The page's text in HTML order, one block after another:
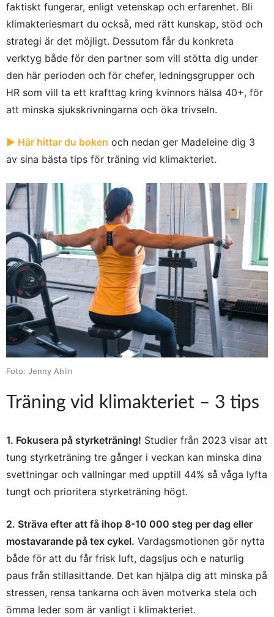
faktiskt fungerar, enligt vetenskap och erfarenhet. Bli
klimakteriesmart du också, med rätt kunskap, stöd och
strategi är det möjligt. Dessutom får du konkreta
verktyg både för den partner som vill stötta dig under
den här perioden och för chefer, ledningsgrupper och
HR som vill ta ett krafttag kring kvinnors hälsa 40+, för
att minska sjukskrivningarna och öka trivseln.
► Här hittar du boken och nedan ger Madeleine dig 3
av sina bästa tips för träning vid klimakteriet.
Foto: Jenny Ahlin
Träning vid klimakteriet – 3 tips
1. Fokusera på styrketräning! Studier från 2023 visar att
tung styrketräning tre gånger i veckan kan minska dina
svettningar och vallningar med upptill 44% så våga lyfta
tungt och prioritera styrketräning högt.
2. Sträva efter att få ihop 8-10 000 steg per dag eller
mostavarande på tex cykel. Vardagsmotionen gör nytta
både för att du får frisk luft, dagsljus och e naturlig
paus från stillasittande. Det kan hjälpa dig att minska på
stressen, rensa tankarna och även motverka stela och
ömma leder som är vanligt i klimakteriet.